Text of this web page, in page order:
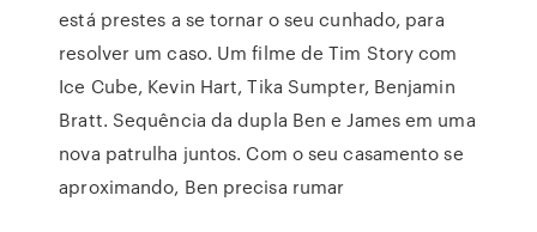
está prestes a se tornar o seu cunhado, para
resolver um caso. Um filme de Tim Story com
Ice Cube, Kevin Hart, Tika Sumpter, Benjamin
Bratt. Sequência da dupla Ben e James em uma
nova patrulha juntos. Com o seu casamento se
aproximando, Ben precisa rumar